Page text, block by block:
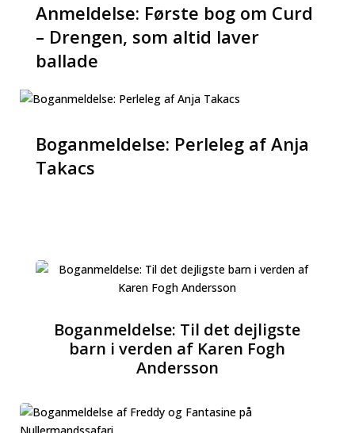
Anmeldelse: Første bog om Curd
– Drengen, som altid laver
ballade
Boganmeldelse: Perleleg af Anja
Takacs
Boganmeldelse: Til det dejligste
barn i verden af Karen Fogh
Andersson